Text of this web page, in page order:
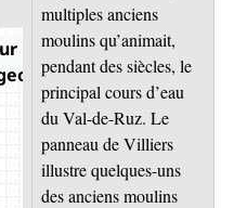
multiples anciens
moulins qu’animait,
pendant des siècles, le
principal cours d’eau
du Val-de-Ruz. Le
panneau de Villiers
illustre quelques-uns
des anciens moulins